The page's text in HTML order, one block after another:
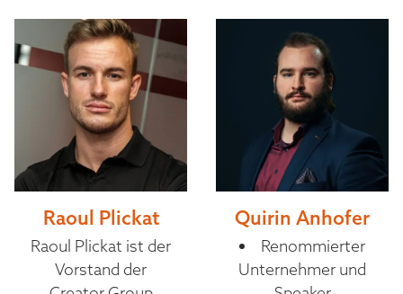
Raoul Plickat
Raoul Plickat ist der
Vorstand der
Quirin Anhofer
Renommierter
Unternehmer und